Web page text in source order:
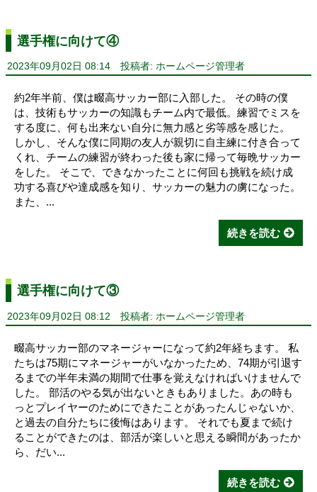
選手権に向けて④
2023年09月02日 08:14 投稿者: ホームページ管理者
約2年半前、僕は畷高サッカー部に入部した。 その時の僕
は、技術もサッカーの知識もチーム内で最低。練習でミスを
する度に、何も出来ない自分に無力感と劣等感を感じた。
しかし、そんな僕に同期の友人が親切に自主練に付き合って
くれ、チームの練習が終わった後も家に帰って毎晩サッカー
をした。 そこで、できなかったことに何回も挑戦を続け成
功する喜びや達成感を知り、サッカーの魅力の虜になった。
また、...
続きを読む
選手権に向けて③
2023年09月02日 08:12 投稿者: ホームページ管理者
畷高サッカー部のマネージャーになって約2年経ちます。 私
たちは75期にマネージャーがいなかったため、74期が引退す
るまでの半年未満の期間で仕事を覚えなければいけませんで
した。 部活のやる気が出ないときもありました。あの時も
っとプレイヤーのためにできたことがあったんじゃないか、
と過去の自分たちに後悔はあります。 それでも夏まで続け
ることができたのは、部活が楽しいと思える瞬間があったか
ら、だい...
続きを読む